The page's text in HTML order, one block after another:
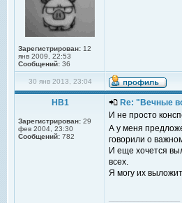
Зарегистрирован: 12
янв 2009, 22:53
Сообщений: 36
30 янв 2013, 23:04
НВ1
Зарегистрирован: 29
фев 2004, 23:30
Сообщений: 782
Re: "Вечные
И не просто
А у меня
говорили о
И еще хочется
всех.
Я могу их